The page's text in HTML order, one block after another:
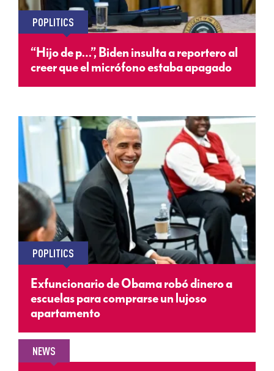
POPLITICS
“Hijo de p…”, Biden insulta a reportero al
creer que el micrófono estaba apagado
POPLITICS
Exfuncionario de Obama robó dinero a
escuelas para comprarse un lujoso
apartamento
NEWS